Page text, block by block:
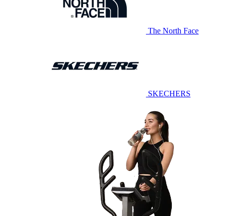
The North Face
SKECHERS